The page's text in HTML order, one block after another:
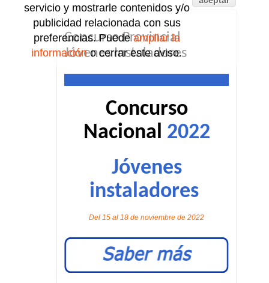
Concurso Provincial
Jóvenes Instaladores
Concurso
Nacional 2022
Jóvenes
instaladores
Del 15 al 18 de noviembre de 2022
servicio y mostrarle contenidos y/o
publicidad relacionada con sus
preferencias. Puedeampliar la
informacióno cerrar este aviso.